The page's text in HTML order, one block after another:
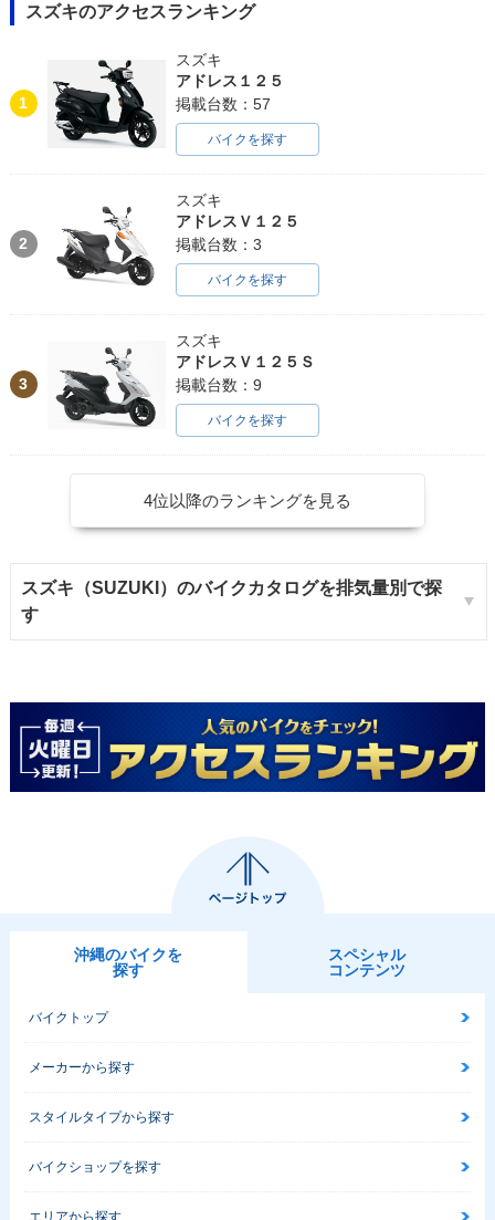
スズキのアクセスランキング
1
スズキ
アドレス１２５
掲載台数：57
バイクを探す
2
スズキ
アドレスＶ１２５
掲載台数：3
バイクを探す
3
スズキ
アドレスＶ１２５Ｓ
掲載台数：9
バイクを探す
4位以降のランキングを見る
スズキ（SUZUKI）のバイクカタログを排気量別で探
す
沖縄のバイクを
探す
スペシャル
コンテンツ
バイクトップ
メーカーから探す
スタイルタイプから探す
バイクショップを探す
エリアから探す